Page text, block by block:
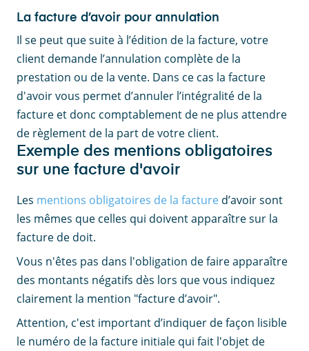
La facture d’avoir pour annulation
Il se peut que suite à l’édition de la facture, votre
client demande l’annulation complète de la
prestation ou de la vente. Dans ce cas la facture
d'avoir vous permet d’annuler l’intégralité de la
facture et donc comptablement de ne plus attendre
de règlement de la part de votre client.
Exemple des mentions obligatoires
sur une facture d'avoir
Les mentions obligatoires de la facture d’avoir sont
les mêmes que celles qui doivent apparaître sur la
facture de doit.
Vous n'êtes pas dans l'obligation de faire apparaître
des montants négatifs dès lors que vous indiquez
clairement la mention "facture d’avoir".
Attention, c'est important d’indiquer de façon lisible
le numéro de la facture initiale qui fait l'objet de